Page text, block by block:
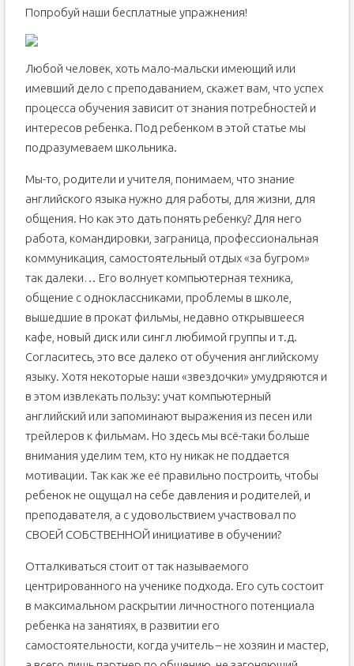
Попробуй наши бесплатные упражнения!
Любой человек, хоть мало-мальски имеющий или
имевший дело с преподаванием, скажет вам, что успех
процесса обучения зависит от знания потребностей и
интересов ребенка. Под ребенком в этой статье мы
подразумеваем школьника.
Мы-то, родители и учителя, понимаем, что знание
английского языка нужно для работы, для жизни, для
общения. Но как это дать понять ребенку? Для него
работа, командировки, заграница, профессиональная
коммуникация, самостоятельный отдых «за бугром»
так далеки… Его волнует компьютерная техника,
общение с одноклассниками, проблемы в школе,
вышедшие в прокат фильмы, недавно открывшееся
кафе, новый диск или сингл любимой группы и т.д.
Согласитесь, это все далеко от обучения английскому
языку. Хотя некоторые наши «звездочки» умудряются и
в этом извлекать пользу: учат компьютерный
английский или запоминают выражения из песен или
трейлеров к фильмам. Но здесь мы всё-таки больше
внимания уделим тем, кто ну никак не поддается
мотивации. Так как же её правильно построить, чтобы
ребенок не ощущал на себе давления и родителей, и
преподавателя, а с удовольствием участвовал по
СВОЕЙ СОБСТВЕННОЙ инициативе в обучении?
Отталкиваться стоит от так называемого
центрированного на ученике подхода. Его суть состоит
в максимальном раскрытии личностного потенциала
ребенка на занятиях, в развитии его
самостоятельности, когда учитель – не хозяин и мастер,